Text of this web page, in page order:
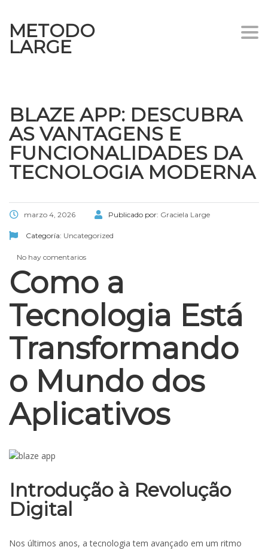
METODO
LARGE
BLAZE APP: DESCUBRA
AS VANTAGENS E
FUNCIONALIDADES DA
TECNOLOGIA MODERNA
marzo 4, 2026 Publicado por: Graciela Large
Categoría: Uncategorized
No hay comentarios
Como a
Tecnologia Está
Transformando
o Mundo dos
Aplicativos
Introdução à Revolução
Digital
Nos últimos anos, a tecnologia tem avançado em um ritmo